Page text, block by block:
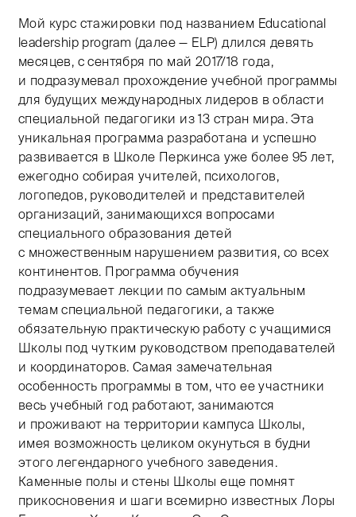
Тифлокомментарий: перед зданием Школы Перкинса
Мой курс стажировки под названием Educational
leadership program (далее — ELP) длился девять
месяцев, с сентября по май 2017/18 года,
и подразумевал прохождение учебной программы
для будущих международных лидеров в области
специальной педагогики из 13 стран мира. Эта
уникальная программа разработана и успешно
развивается в Школе Перкинса уже более 95 лет,
ежегодно собирая учителей, психологов,
логопедов, руководителей и представителей
организаций, занимающихся вопросами
специального образования детей
с множественным нарушением развития, со всех
континентов. Программа обучения
подразумевает лекции по самым актуальным
темам специальной педагогики, а также
обязательную практическую работу с учащимися
Школы под чутким руководством преподавателей
и координаторов. Самая замечательная
особенность программы в том, что ее участники
весь учебный год работают, занимаются
и проживают на территории кампуса Школы,
имея возможность целиком окунуться в будни
этого легендарного учебного заведения.
Каменные полы и стены Школы еще помнят
прикосновения и шаги всемирно известных Лоры